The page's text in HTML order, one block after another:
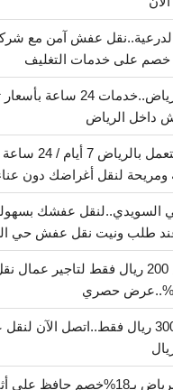
عفش آمن مع
نقل عفش داخل الرياض..خدمات 24
دينا تشيل اثاث مستعمل بالرياض 7
ومريحة لنقل أغراضك دون
عفشك
نقل عفش بالرياض 200 ريال فقط لتاجير
نقل اثاث بالرياض 300 ريال فقط..اتصل
ونيت نقل عفش بالرياض بـ18%خصم